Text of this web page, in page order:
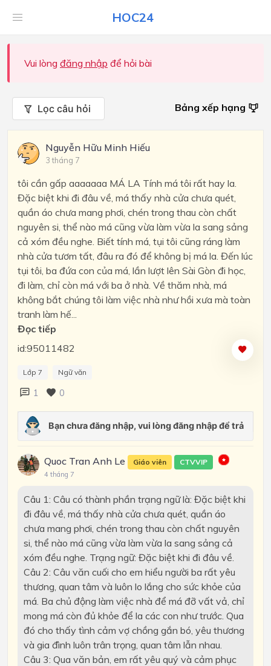
HOC24
Vui lòng đăng nhập để hỏi bài
Lọc câu hỏi Bảng xếp hạng
Nguyễn Hữu Minh Hiếu
3 tháng 7
tôi cần gấp aaaaaaa MÁ LA Tính má tôi rất hay la.
Đặc biệt khi đi đâu về, má thấy nhà cửa chưa quét,
quần áo chưa mang phơi, chén trong thau còn chất
nguyên si, thể nào má cũng vừa làm vừa la sang sảng
cả xóm đều nghe. Biết tính má, tụi tôi cũng ráng làm
nhà cửa tươm tất, đâu ra đó để không bị má la. Đến lúc
tụi tôi, ba đứa con của má, lần lượt lên Sài Gòn đi học,
đi làm, chỉ còn má với ba ở nhà. Về thăm nhà, má
không bắt chúng tôi làm việc nhà như hồi xưa mà toàn
tranh làm hế...
Đọc tiếp
id:95011482
Lớp 7 Ngữ văn
1 0
Quoc Tran Anh Le Giáo viên CTVVIP
4 tháng 7
Câu 1: Câu có thành phần trạng ngữ là: Đặc biệt khi
đi đâu về, má thấy nhà cửa chưa quét, quần áo
chưa mang phơi, chén trong thau còn chất nguyên
si, thể nào má cũng vừa làm vừa la sang sảng cả
xóm đều nghe. Trạng ngữ: Đặc biệt khi đi đâu về.
Câu 2: Câu văn cuối cho em hiểu người ba rất yêu
thương, quan tâm và luôn lo lắng cho sức khỏe của
má. Ba chủ động làm việc nhà để má đỡ vất vả, chỉ
mong má còn đủ khỏe để la các con như trước. Qua
đó cho thấy tình cảm vợ chồng gắn bó, yêu thương
và gia đình luôn trân trọng, quan tâm lẫn nhau.
Câu 3: Qua văn bản, em rất yêu quý và cảm phục